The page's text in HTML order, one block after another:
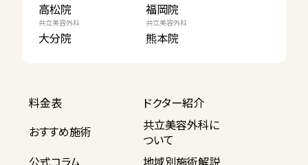
高松院 福岡院
共立美容外科
大分院
共立美容外科
熊本院
料金表
ドクター紹介
おすすめ施術
共立美容外科に
ついて